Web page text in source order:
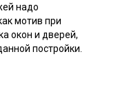
надо
мотив при
окон и дверей,
постройки.